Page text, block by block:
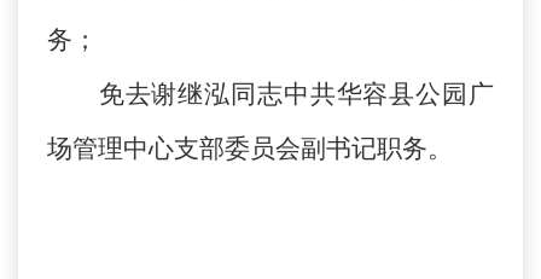
务；
免去谢继泓同志中共华容县公园广
场管理中心支部委员会副书记职务。